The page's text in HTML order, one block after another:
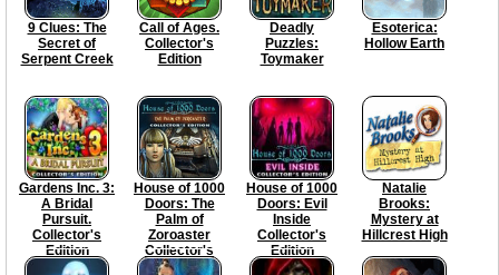
9 Clues: The
Secret of
Serpent Creek
Call of Ages.
Collector's
Edition
Deadly
Puzzles:
Toymaker
Esoterica:
Hollow Earth
Gardens Inc. 3:
A Bridal
Pursuit.
Collector's
Edition
House of 1000
Doors: The
Palm of
Zoroaster
Collector's
Edition
House of 1000
Doors: Evil
Inside
Collector's
Edition
Natalie
Brooks:
Mystery at
Hillcrest High